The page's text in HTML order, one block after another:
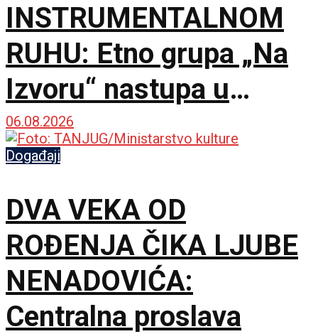
INSTRUMENTALNOM
RUHU: Etno grupa „Na
Izvoru“ nastupa u
Smederevu
06.08.2026
Događaji
DVA VEKA OD
ROĐENJA ČIKA LJUBE
NENADOVIĆA:
Centralna proslava